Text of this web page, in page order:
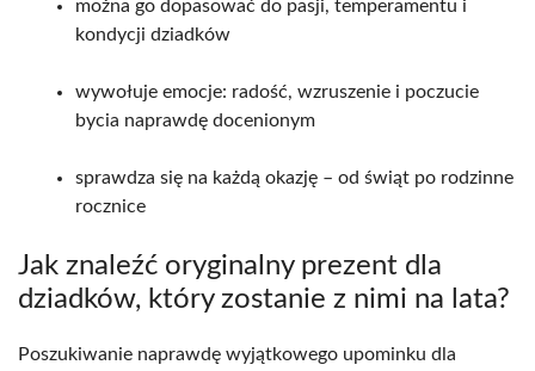
można go dopasować do pasji, temperamentu i
kondycji dziadków
wywołuje emocje: radość, wzruszenie i poczucie
bycia naprawdę docenionym
sprawdza się na każdą okazję – od świąt po rodzinne
rocznice
Jak znaleźć oryginalny prezent dla
dziadków, który zostanie z nimi na lata?
Poszukiwanie naprawdę wyjątkowego upominku dla